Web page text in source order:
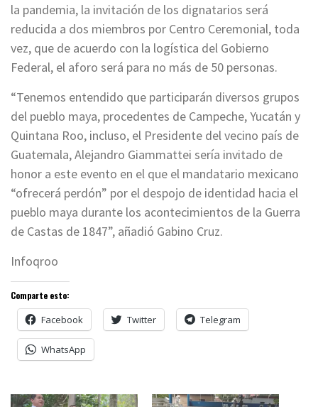
la pandemia, la invitación de los dignatarios será
reducida a dos miembros por Centro Ceremonial, toda
vez, que de acuerdo con la logística del Gobierno
Federal, el aforo será para no más de 50 personas.
“Tenemos entendido que participarán diversos grupos
del pueblo maya, procedentes de Campeche, Yucatán y
Quintana Roo, incluso, el Presidente del vecino país de
Guatemala, Alejandro Giammattei sería invitado de
honor a este evento en el que el mandatario mexicano
“ofrecerá perdón” por el despojo de identidad hacia el
pueblo maya durante los acontecimientos de la Guerra
de Castas de 1847”, añadió Gabino Cruz.
Infoqroo
Comparte esto:
Facebook Twitter Telegram
WhatsApp